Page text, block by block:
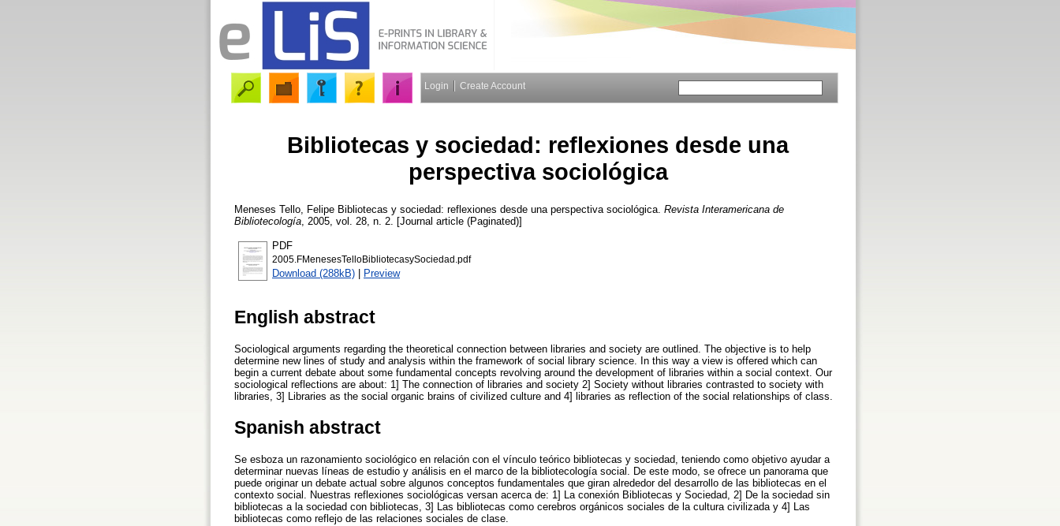
Login Create Account
Bibliotecas y sociedad: reflexiones desde una
perspectiva sociológica
Meneses Tello, Felipe Bibliotecas y sociedad: reflexiones desde una perspectiva sociológica. Revista Interamericana de
Bibliotecología , 2005, vol. 28, n. 2. [Journal article (Paginated)]
PDF
2005.FMenesesTelloBibliotecasySociedad.pdf
Download (288kB) | Preview
English abstract
Sociological arguments regarding the theoretical connection between libraries and society are outlined. The objective is to help
determine new lines of study and analysis within the framework of social library science. In this way a view is offered which can
begin a current debate about some fundamental concepts revolving around the development of libraries within a social context. Our
sociological reflections are about: 1] The connection of libraries and society 2] Society without libraries contrasted to society with
libraries, 3] Libraries as the social organic brains of civilized culture and 4] libraries as reflection of the social relationships of class.
Spanish abstract
Se esboza un razonamiento sociológico en relación con el vínculo teórico bibliotecas y sociedad, teniendo como objetivo ayudar a
determinar nuevas líneas de estudio y análisis en el marco de la bibliotecología social. De este modo, se ofrece un panorama que
puede originar un debate actual sobre algunos conceptos fundamentales que giran alrededor del desarrollo de las bibliotecas en el
contexto social. Nuestras reflexiones sociológicas versan acerca de: 1] La conexión Bibliotecas y Sociedad, 2] De la sociedad sin
bibliotecas a la sociedad con bibliotecas, 3] Las bibliotecas como cerebros orgánicos sociales de la cultura civilizada y 4] Las
bibliotecas como reflejo de las relaciones sociales de clase.